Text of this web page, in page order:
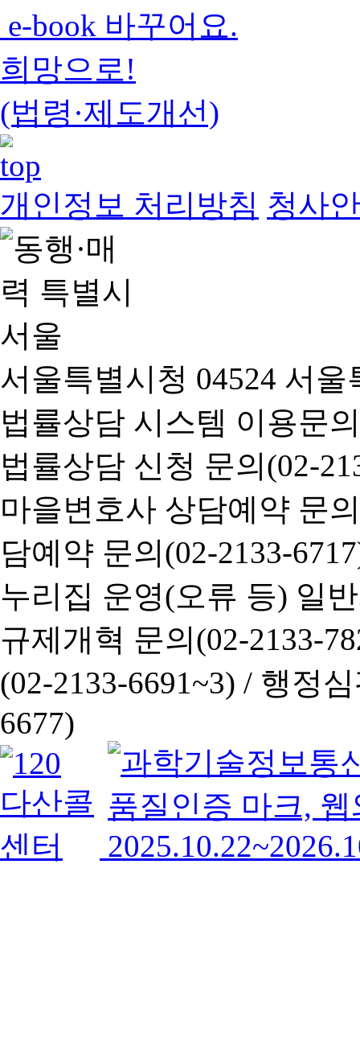
e-book 바꾸어요.
희망으로!
(법령·제도개선)
개인정보 처리방침 청사
서울특별시청 04524 서
법률상담 시스템 이용문
법률상담 신청 문의(02-
마을변호사 상담예약 문
담예약 문의(02-2133-
누리집 운영(오류 등) 일
규제개혁 문의(02-2133-
(02-2133-6691~3) / 행정심
6677)